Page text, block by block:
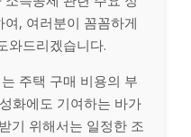
, 여러분이 꼼꼼하게
와드리겠습니다.
주택 구매 비용의 부
화에도 기여하는 바가
기 위해서는 일정한 조